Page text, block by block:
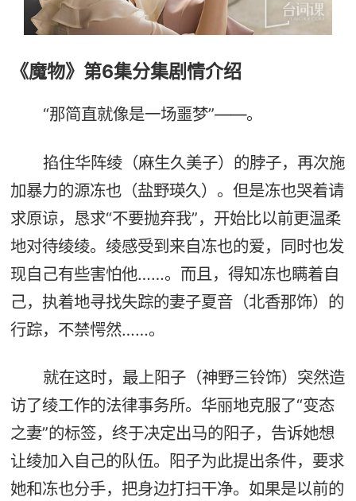
《魔物》第6集分集剧情介绍
“那简直就像是一场噩梦”——。
掐住华阵绫（麻生久美子）的脖子，再次施
加暴力的源冻也（盐野瑛久）。但是冻也哭着请
求原谅，恳求“不要抛弃我”，开始比以前更温柔
地对待绫绫。绫感受到来自冻也的爱，同时也发
现自己有些害怕他……。而且，得知冻也瞒着自
己，执着地寻找失踪的妻子夏音（北香那饰）的
行踪，不禁愕然……。
就在这时，最上阳子（神野三铃饰）突然造
访了绫工作的法律事务所。华丽地克服了“变态
之妻”的标签，终于决定出马的阳子，告诉她想
让绫加入自己的队伍。阳子为此提出条件，要求
她和冻也分手，把身边打扫干净。如果是以前的